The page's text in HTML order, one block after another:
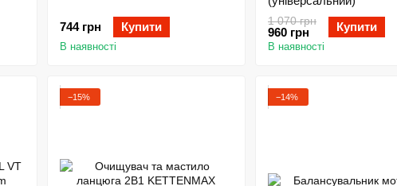
744 грн Купити
В наявності
1 070 грн
960 грн Купити
В наявності
−15% −14%